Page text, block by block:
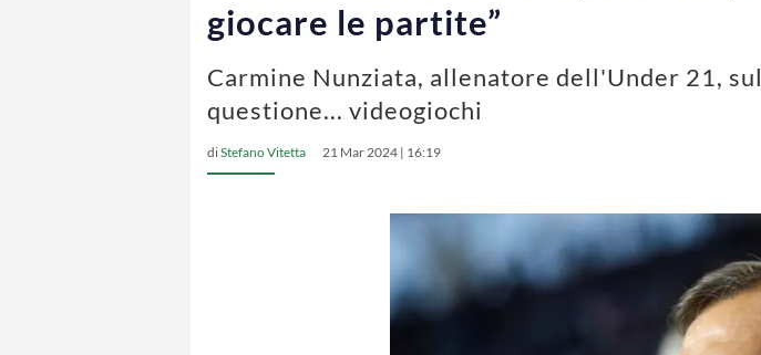
giocare le partite”
Carmine Nunziata, allenatore dell'Under 21,
questione... videogiochi
diStefano Vitetta 21 Mar 2024 | 16:19